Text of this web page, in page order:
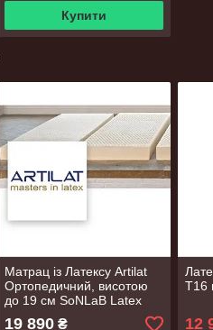
Купити
Матрац із Латексу Artilat
Ортопедичний, висотою
до 19 см SoNLaB Latex
19 890₴
Т16
12